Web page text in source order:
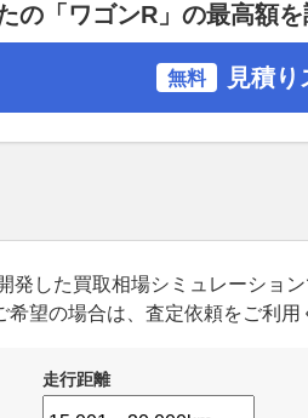
の「ワゴンR」の最高額
無料 見積
した買取相場シミュレーショ
望の場合は、査定依頼をご利用
走行距離